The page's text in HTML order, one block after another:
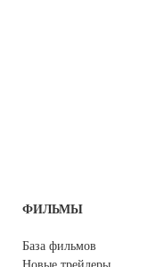
ФИЛЬМЫ
База фильмов